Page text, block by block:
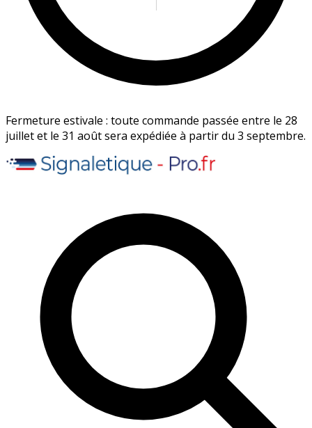
Fermeture estivale : toute commande passée entre le 28
juillet et le 31 août sera expédiée à partir du 3 septembre.